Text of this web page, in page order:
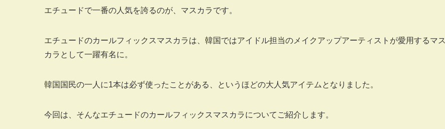
エチュードで一番の人気を誇るのが、マスカラです。
エチュードのカールフィックスマスカラは、韓国ではアイドル担当のメイクアップアーティストが愛用するマス
カラとして一躍有名に。
韓国国民の一人に1本は必ず使ったことがある、というほどの大人気アイテムとなりました。
今回は、そんなエチュードのカールフィックスマスカラについてご紹介します。